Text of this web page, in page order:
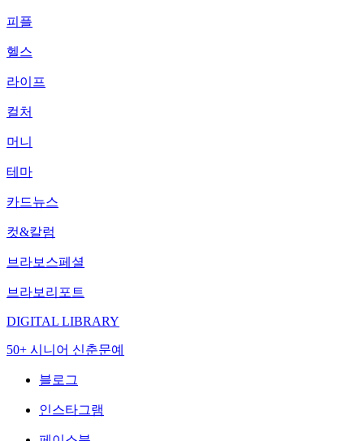
피플
헬스
라이프
컬처
머니
테마
카드뉴스
컷&칼럼
브라보스페셜
브라보리포트
DIGITAL LIBRARY
50+ 시니어 신춘문예
블로그
인스타그램